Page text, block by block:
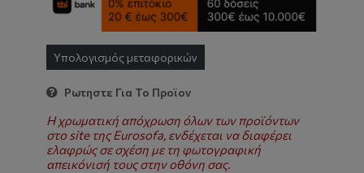
Υπολογισμός μεταφορικών
Ρωτηστε Για Το Προϊον
Η χρωματική απόχρωση όλων των προϊόντων
στο site της Eurosofa, ενδέχεται να διαφέρει
ελαφρώς σε σχέση με τη φωτογραφική
απεικόνισή τους στην οθόνη σας.